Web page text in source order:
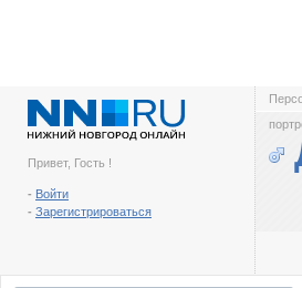
Привет, Гость !
- Войти
- Зарегистрироваться